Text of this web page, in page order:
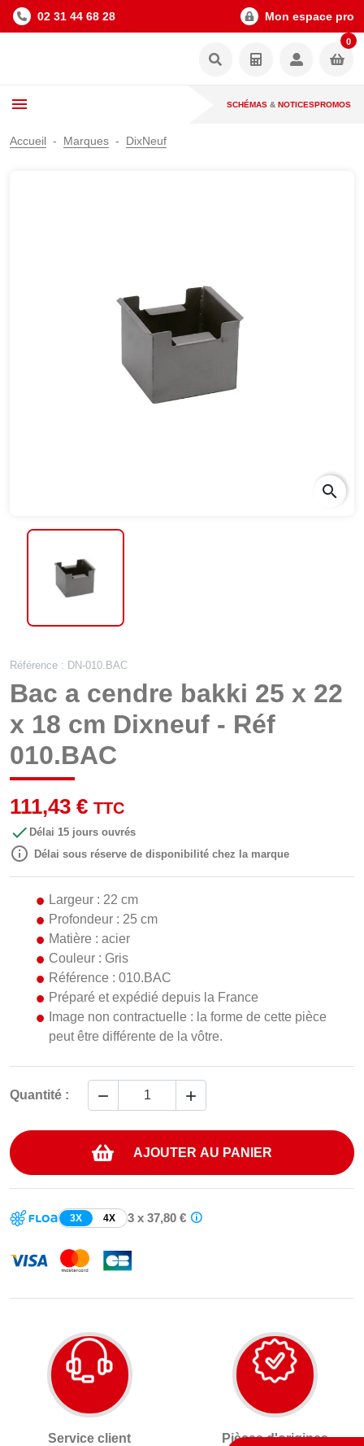
02 31 44 68 28 Mon espace pro
0
SCHÉMAS & NOTICESPROMOS
Accueil Marques DixNeuf
search
Référence : DN-010.BAC
Bac a cendre bakki 25 x 22
x 18 cm Dixneuf - Réf
010.BAC
111,43 € TTC
 Délai 15 jours ouvrés
 Délai sous réserve de disponibilité chez la marque
Largeur : 22 cm
Profondeur : 25 cm
Matière : acier
Couleur : Gris
Référence : 010.BAC
Préparé et expédié depuis la France
Image non contractuelle : la forme de cette pièce
peut être différente de la vôtre.
Quantité :  
AJOUTER AU PANIER
3X 4X 3 x 37,80 €
Service client
Pièces d'origines